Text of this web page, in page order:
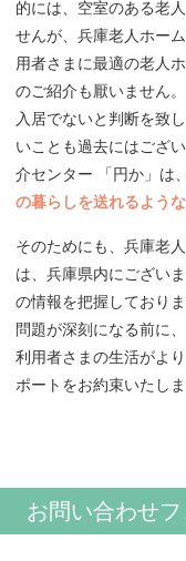
的には、空室のある老
せんが、兵庫老人ホー
用者さまに最適の老人
のご紹介も厭いません
入居でないと判断を致
いことも過去にはござ
介センター 「円か」は
の暮らしを送れるよう
そのためにも、兵庫老
は、兵庫県内にござい
の情報を把握しており
問題が深刻になる前に
利用者さまの生活がよ
ポートをお約束いたしま
お問い合わせ